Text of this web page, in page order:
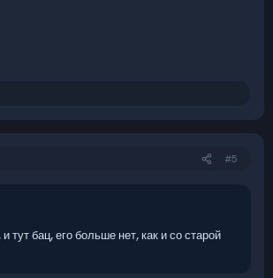
#5
тут бац, его больше нет, как и со старой